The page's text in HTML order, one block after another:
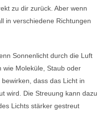
zu dir zurück. Aber wenn
in verschiedene Richtungen
Sonnenlicht durch die Luft
wie Moleküle, Staub oder
dass das Licht in
wird. Die Streuung kann dazu
Lichts stärker gestreut